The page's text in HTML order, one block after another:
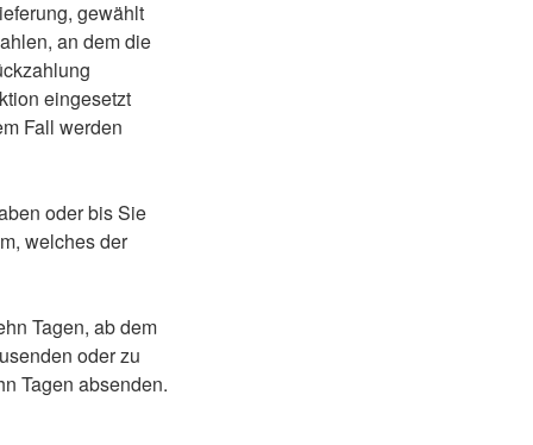
gewählt
an dem die
eingesetzt
Fall werden
oder bis Sie
welches der
Tagen, ab dem
oder zu
Tagen absenden.